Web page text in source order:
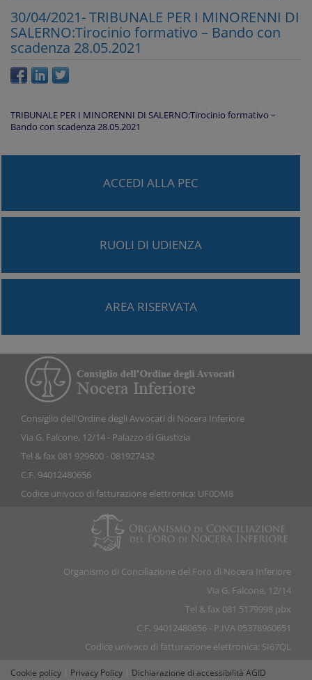
30/04/2021- TRIBUNALE PER I MINORENNI DI
SALERNO:Tirocinio formativo – Bando con
scadenza 28.05.2021
TRIBUNALE PER I MINORENNI DI SALERNO:Tirocinio formativo –
Bando con scadenza 28.05.2021
ACCEDI ALLA PEC
RUOLI DI UDIENZA
AREA RISERVATA
Consiglio dell'Ordine degli Avvocati di Nocera Inferiore
Via G. Falcone, 12/14 - Palazzo di Giustizia
Tel & fax 081 929600 - 081927432
C.F. 94012480656
Codice univoco di fatturazione elettronica: UF0DM8
Organismo di Conciliazione del Foro di Nocera Inferiore
Via G. Falcone, 12/14
Tel & fax 081 5179998 pbx
C.F. 94012480656 - P.IVA 05378960651
Codice univoco di fatturazione elettronica: SI67QL
Cookie policy Privacy Policy Dichiarazione di accessibilità AGID